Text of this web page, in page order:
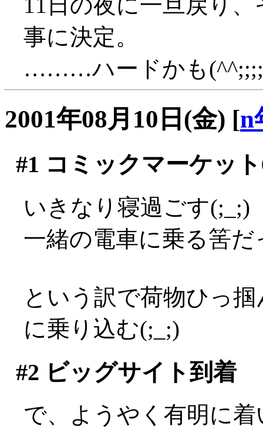
11日の夜に一旦戻り
事に決定。
………ハードかも
2001年08月10日(金) [n
#1 コミックマーケッ
いきなり寝過ごす(;_;)
一緒の電車に乗る筈
という訳で荷物ひっ
に乗り込む(;_;)
#2 ビッグサイト到着
で、ようやく有明に